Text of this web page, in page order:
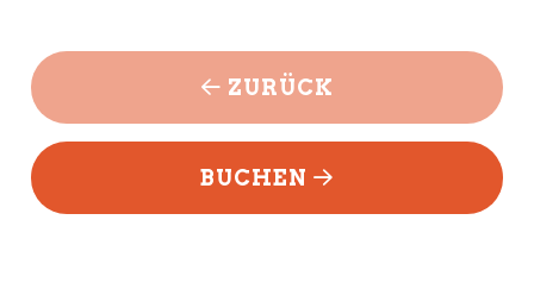
ZURÜCK
BUCHEN